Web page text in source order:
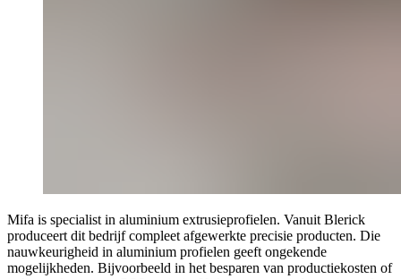
Mifa is specialist in aluminium extrusieprofielen. Vanuit Blerick
produceert dit bedrijf compleet afgewerkte precisie producten. Die
nauwkeurigheid in aluminium profielen geeft ongekende
mogelijkheden. Bijvoorbeeld in het besparen van productiekosten of